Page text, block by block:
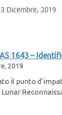
Dicembre, 2019
1643 –
2019
il punto